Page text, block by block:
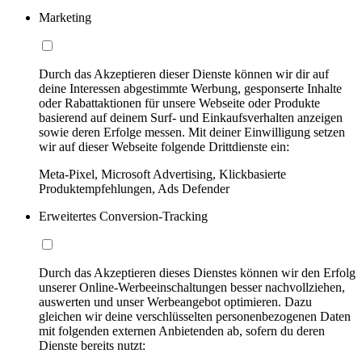
Marketing
Durch das Akzeptieren dieser Dienste können wir dir auf
deine Interessen abgestimmte Werbung, gesponserte Inhalte
oder Rabattaktionen für unsere Webseite oder Produkte
basierend auf deinem Surf- und Einkaufsverhalten anzeigen
sowie deren Erfolge messen. Mit deiner Einwilligung setzen
wir auf dieser Webseite folgende Drittdienste ein:
Meta-Pixel, Microsoft Advertising, Klickbasierte
Produktempfehlungen, Ads Defender
Erweitertes Conversion-Tracking
Durch das Akzeptieren dieses Dienstes können wir den Erfolg
unserer Online-Werbeeinschaltungen besser nachvollziehen,
auswerten und unser Werbeangebot optimieren. Dazu
gleichen wir deine verschlüsselten personenbezogenen Daten
mit folgenden externen Anbietenden ab, sofern du deren
Dienste bereits nutzt: